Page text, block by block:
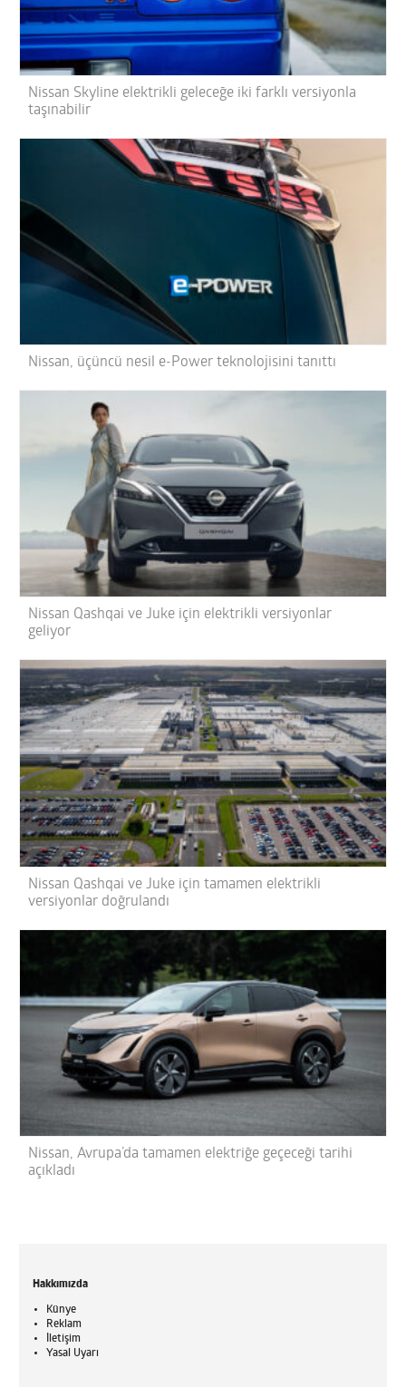
Nissan Skyline elektrikli geleceğe iki farklı versiyonla
taşınabilir
Nissan, üçüncü nesil e-Power teknolojisini tanıttı
Nissan Qashqai ve Juke için elektrikli versiyonlar
geliyor
Nissan Qashqai ve Juke için tamamen elektrikli
versiyonlar doğrulandı
Nissan, Avrupa’da tamamen elektriğe geçeceği tarihi
açıkladı
Hakkımızda
Künye
Reklam
İletişim
Yasal Uyarı